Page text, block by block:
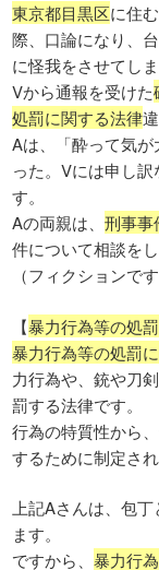
東京都目黒区に住
際、口論になり、
に怪我をさせてしま
Vから通報を受けた
処罰に関する法律
Aは、「酔って気
った。Vには申し
す。
Aの両親は、刑事事
件について相談をし
（フィクションです
【暴力行為等の処
暴力行為等の処罰
力行為や、銃や刀
罰する法律です。
行為の特質性から
するために制定され
上記Aさんは、包
ます。
ですから、暴力行